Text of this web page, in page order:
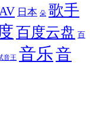
日本 朵 歌手
百度云盘 百
音王 音乐音